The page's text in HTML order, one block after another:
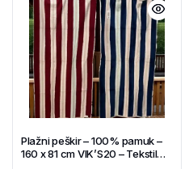
Plažni peškir – 100% pamuk –
160 x 81 cm VIK’S20 – Tekstil